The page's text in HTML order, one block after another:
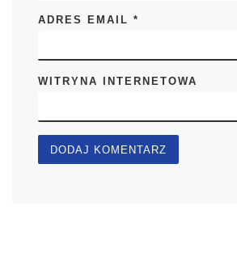
ADRES EMAIL*
WITRYNA INTERNETOWA